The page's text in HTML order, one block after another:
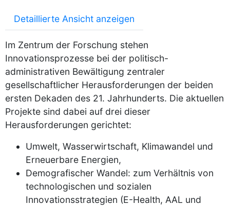
Detaillierte Ansicht anzeigen
Im Zentrum der Forschung stehen
Innovationsprozesse bei der politisch-
administrativen Bewältigung zentraler
gesellschaftlicher Herausforderungen der beiden
ersten Dekaden des 21. Jahrhunderts. Die aktuellen
Projekte sind dabei auf drei dieser
Herausforderungen gerichtet:
Umwelt, Wasserwirtschaft, Klimawandel und
Erneuerbare Energien,
Demografischer Wandel: zum Verhältnis von
technologischen und sozialen
Innovationsstrategien (E-Health, AAL und